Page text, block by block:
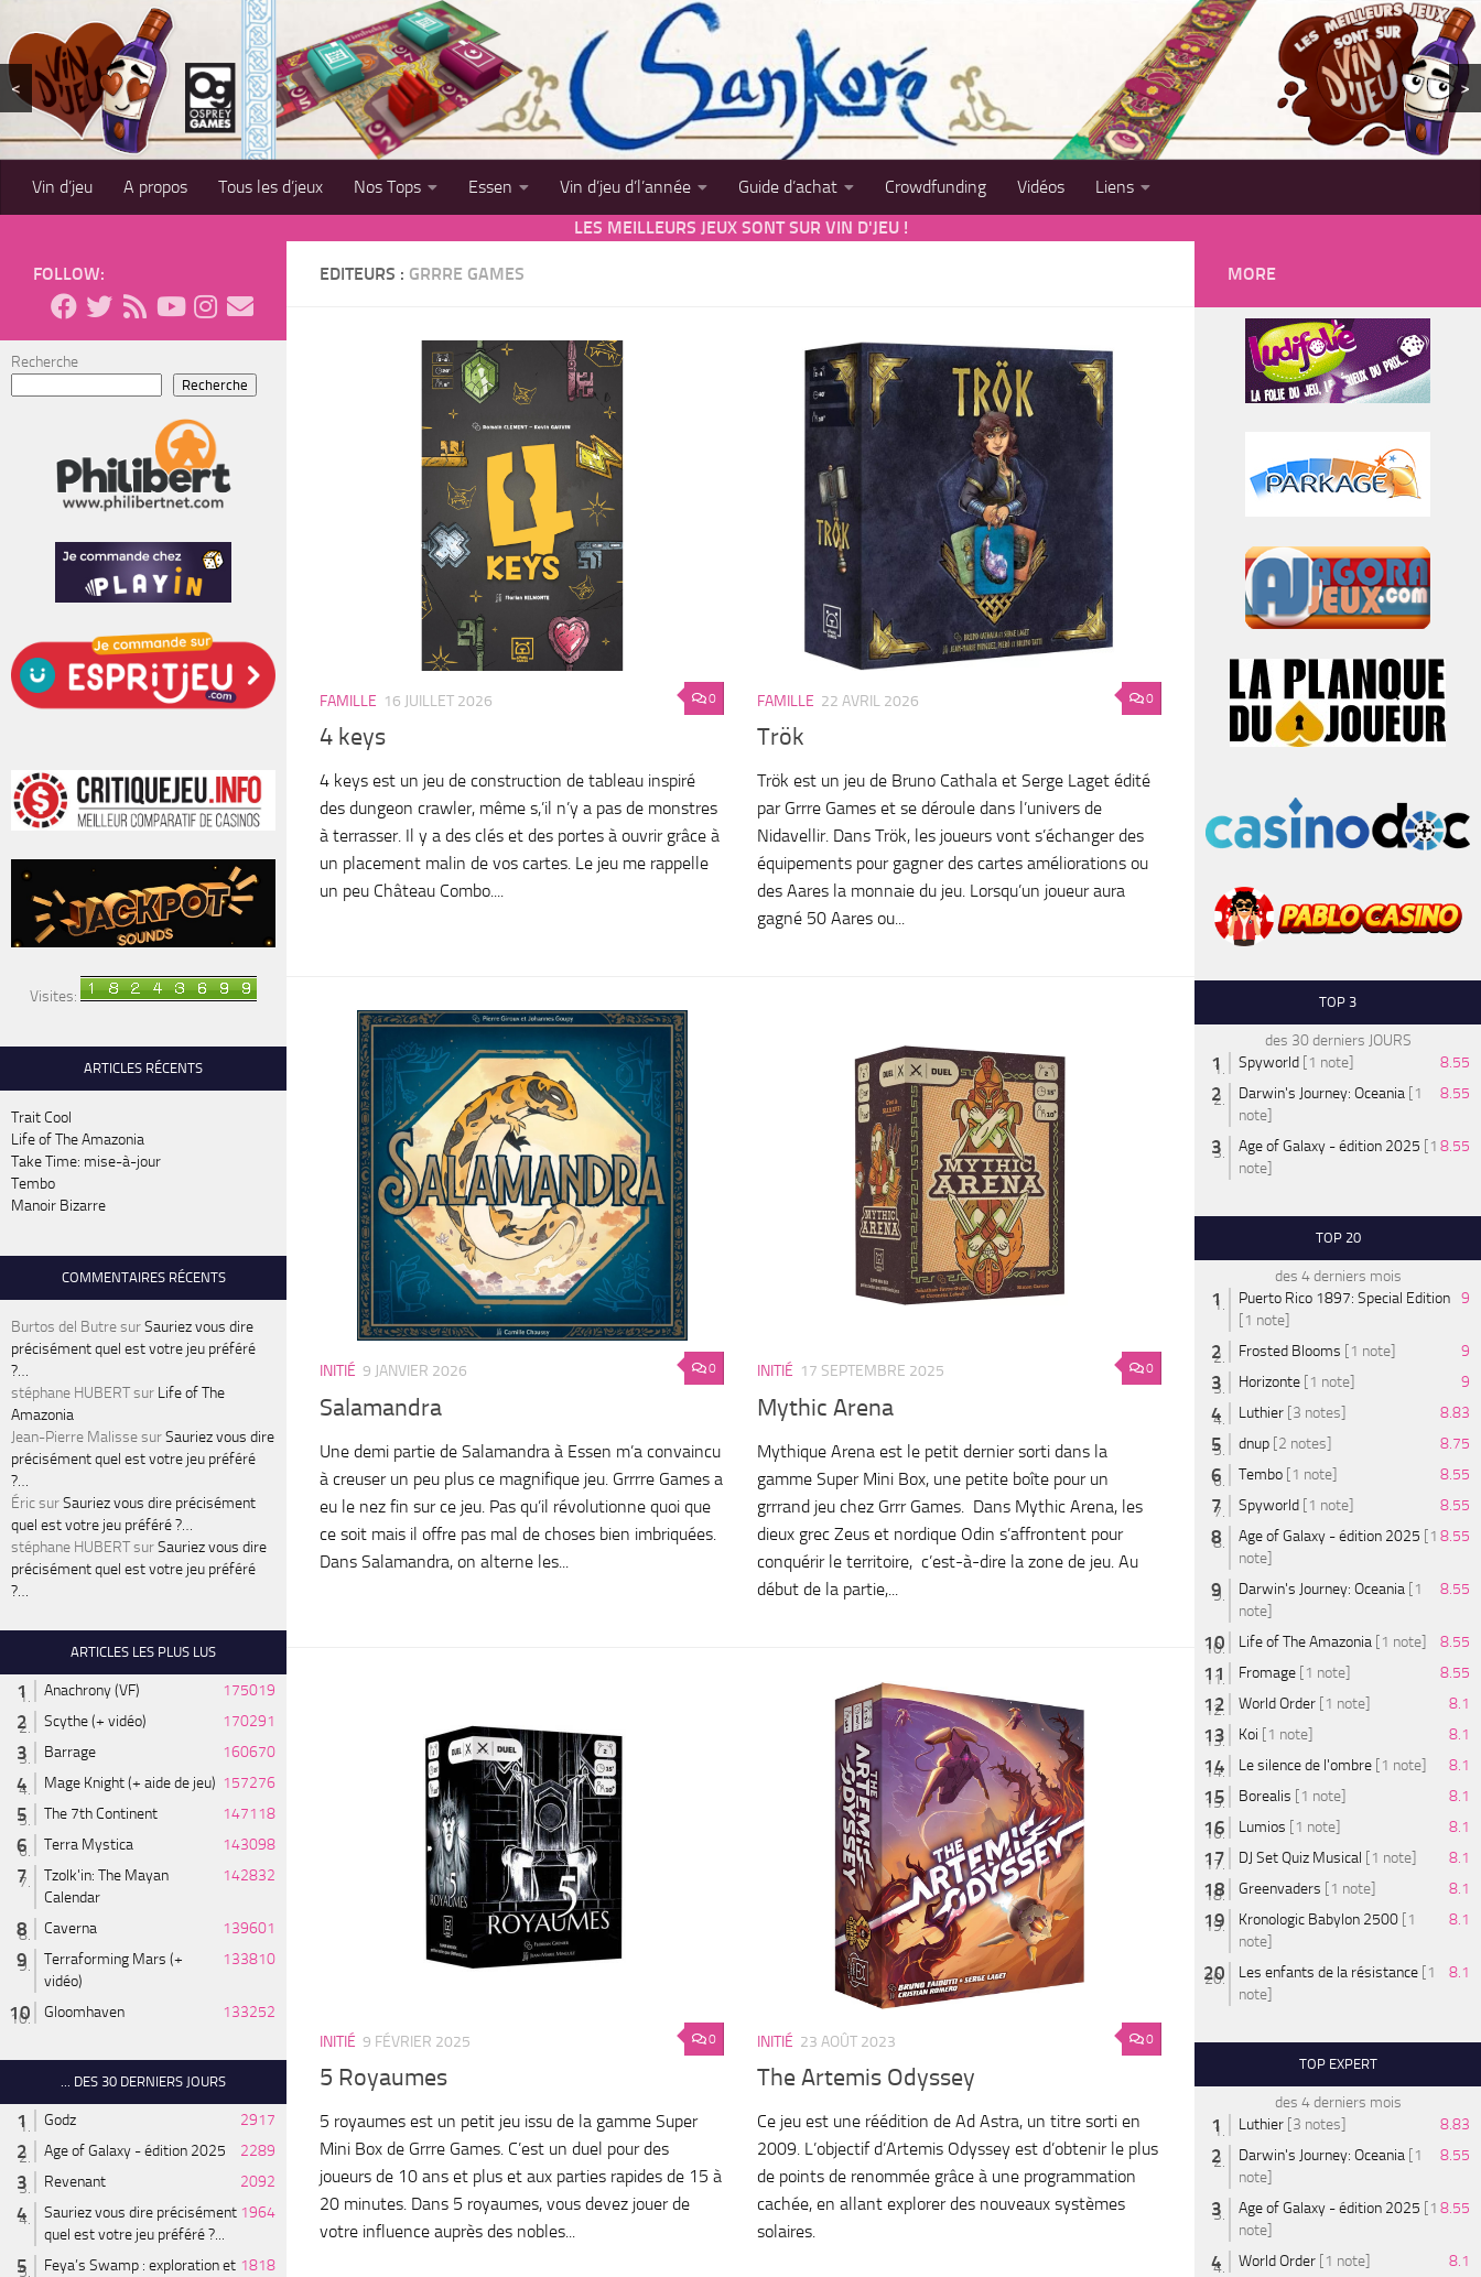
Skip to content
< >
Vin d’jeu A propos Tous les d’jeux Nos Tops Essen Vin d’jeu d’l’année Guide d’achat Crowdfunding Vidéos
Liens
LES MEILLEURS JEUX SONT SUR VIN D'JEU !
EDITEURS : GRRRE GAMES
0
FAMILLE 16 JUILLET 2026
4 keys
4 keys est un jeu de construction de tableau inspiré
des dungeon crawler, même s,’il n’y a pas de monstres
à terrasser. Il y a des clés et des portes à ouvrir grâce à
un placement malin de vos cartes. Le jeu me rappelle
un peu Château Combo....
0
FAMILLE 22 AVRIL 2026
Trök
Trök est un jeu de Bruno Cathala et Serge Laget édité
par Grrre Games et se déroule dans l’univers de
Nidavellir. Dans Trök, les joueurs vont s’échanger des
équipements pour gagner des cartes améliorations ou
des Aares la monnaie du jeu. Lorsqu’un joueur aura
gagné 50 Aares ou...
0
INITIÉ 9 JANVIER 2026
Salamandra
Une demi partie de Salamandra à Essen m’a convaincu
à creuser un peu plus ce magnifique jeu. Grrrre Games a
eu le nez fin sur ce jeu. Pas qu’il révolutionne quoi que
ce soit mais il offre pas mal de choses bien imbriquées.
Dans Salamandra, on alterne les...
0
INITIÉ 17 SEPTEMBRE 2025
Mythic Arena
Mythique Arena est le petit dernier sorti dans la
gamme Super Mini Box, une petite boîte pour un
grrrand jeu chez Grrr Games. Dans Mythic Arena, les
dieux grec Zeus et nordique Odin s’affrontent pour
conquérir le territoire, c’est-à-dire la zone de jeu. Au
début de la partie,...
0
INITIÉ 9 FÉVRIER 2025
5 Royaumes
5 royaumes est un petit jeu issu de la gamme Super
Mini Box de Grrre Games. C’est un duel pour des
joueurs de 10 ans et plus et aux parties rapides de 15 à
20 minutes. Dans 5 royaumes, vous devez jouer de
votre influence auprès des nobles...
0
INITIÉ 23 AOÛT 2023
The Artemis Odyssey
Ce jeu est une réédition de Ad Astra, un titre sorti en
2009. L’objectif d’Artemis Odyssey est d’obtenir le plus
de points de renommée grâce à une programmation
cachée, en allant explorer des nouveaux systèmes
solaires.
FOLLOW:
Recherche
Recherche
Visites:
ARTICLES RÉCENTS
Trait Cool
Life of The Amazonia
Take Time: mise-à-jour
Tembo
Manoir Bizarre
COMMENTAIRES RÉCENTS
Burtos del ButresurSauriez vous dire
précisément quel est votre jeu préféré
?…
stéphane HUBERTsur Life of The
Amazonia
Jean-Pierre MalissesurSauriez vous dire
précisément quel est votre jeu préféré
?…
ÉricsurSauriez vous dire précisément
quel est votre jeu préféré ?…
stéphane HUBERTsurSauriez vous dire
précisément quel est votre jeu préféré
?…
ARTICLES LES PLUS LUS
Anachrony (VF)
175019
Scythe (+ vidéo)
170291
Barrage
160670
Mage Knight (+ aide de jeu) 157276
The 7th Continent
147118
Terra Mystica
143098
Tzolk'in: The Mayan
Calendar
142832
Caverna
139601
Terraforming Mars (+
vidéo)
133810
Gloomhaven 133252
... DES 30 DERNIERS JOURS
Godz
2917
Age of Galaxy - édition 2025
2289
Revenant
2092
Sauriez vous dire précisément
quel est votre jeu préféré ?...
1964
Feya’s Swamp : exploration et 1818
MORE
TOP 3
des 30 derniers JOURS
Spyworld [1 note]
8.55
Darwin's Journey: Oceania [1
note]
8.55
Age of Galaxy - édition 2025 [1
note]
8.55
TOP 20
des 4 derniers mois
Puerto Rico 1897: Special Edition
[1 note]
9
Frosted Blooms [1 note]
9
Horizonte [1 note]
9
Luthier [3 notes]
8.83
dnup [2 notes]
8.75
Tembo [1 note]
8.55
Spyworld [1 note]
8.55
Age of Galaxy - édition 2025 [1
note]
8.55
Darwin's Journey: Oceania [1
note]
8.55
Life of The Amazonia [1 note]
8.55
Fromage [1 note]
8.55
World Order [1 note]
8.1
Koi [1 note]
8.1
Le silence de l'ombre [1 note]
8.1
Borealis [1 note]
8.1
Lumios [1 note]
8.1
DJ Set Quiz Musical [1 note]
8.1
Greenvaders [1 note]
8.1
Kronologic Babylon 2500 [1
note]
8.1
Les enfants de la résistance [1
note]
8.1
TOP EXPERT
des 4 derniers mois
Luthier [3 notes]
8.83
Darwin's Journey: Oceania [1
note]
8.55
Age of Galaxy - édition 2025 [1
note]
8.55
World Order [1 note]
8.1